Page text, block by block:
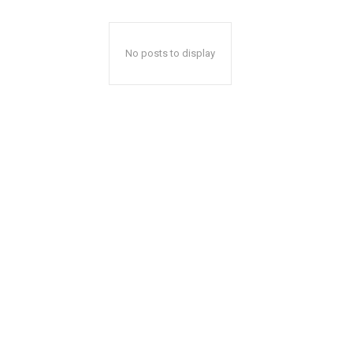
No posts to display